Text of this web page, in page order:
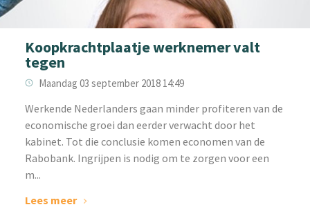
Koopkrachtplaatje werknemer valt
tegen
Maandag 03 september 2018 14:49
Werkende Nederlanders gaan minder profiteren van de
economische groei dan eerder verwacht door het
kabinet. Tot die conclusie komen economen van de
Rabobank. Ingrijpen is nodig om te zorgen voor een
m...
Lees meer